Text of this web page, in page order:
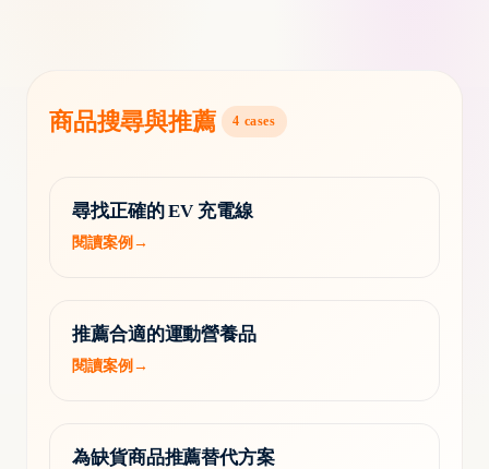
商品搜尋與推薦 4 cases
尋找正確的 EV 充電線
閱讀案例 →
推薦合適的運動營養品
閱讀案例 →
為缺貨商品推薦替代方案